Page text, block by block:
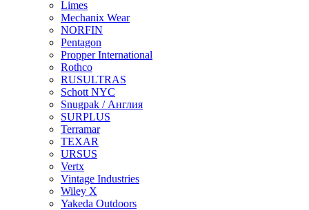
Limes
Mechanix Wear
NORFIN
Pentagon
Propper International
Rothco
RUSULTRAS
Schott NYC
Snugpak / Англия
SURPLUS
Terramar
TEXAR
URSUS
Vertx
Vintage Industries
Wiley X
Yakeda Outdoors